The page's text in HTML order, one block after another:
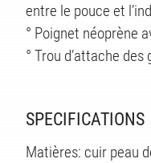
entre le pouce et
° Poignet néoprène
° Trou d’attache
SPECIFICATIONS
Matières: cuir peau